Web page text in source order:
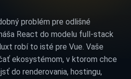
problém pre odlišné
React do modelu full-stack
robí to isté pre Vue. Vaše
ekosystémom, v ktorom chce
do renderovania, hostingu,